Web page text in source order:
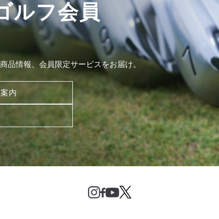
ルフ会員
品情報、会員限定サービスをお届け。
内